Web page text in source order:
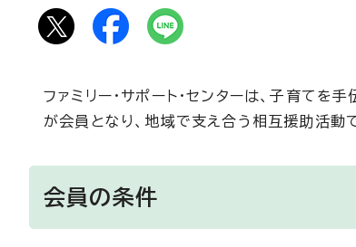
ファミリー・サポート・センターは、子育てを
が会員となり、地域で支え合う相互援助活動で
会員の条件